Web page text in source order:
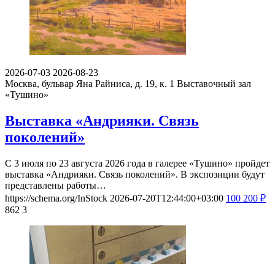
2026-07-03 2026-08-23
Москва, бульвар Яна Райниса, д. 19, к. 1 Выставочный зал
«Тушино»
Выставка «Андрияки. Связь
поколений»
С 3 июля по 23 августа 2026 года в галерее «Тушино» пройдет
выставка «Андрияки. Связь поколений». В экспозиции будут
представлены работы…
https://schema.org/InStock 2026-07-20T12:44:00+03:00 100 200 ₽
862 3